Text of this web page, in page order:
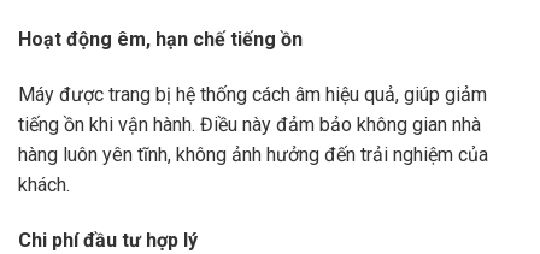
Hoạt động êm, hạn chế tiếng ồn
Máy được trang bị hệ thống cách âm hiệu quả, giúp giảm
tiếng ồn khi vận hành. Điều này đảm bảo không gian nhà
hàng luôn yên tĩnh, không ảnh hưởng đến trải nghiệm của
khách.
Chi phí đầu tư hợp lý